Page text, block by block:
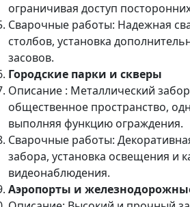
ограничивая доступ
Сварочные работы: Надежная
столбов, установка
засовов.
Городские парки и скверы
Описание : Металлический
общественное пространство,
выполняя функцию ограждения.
Сварочные работы:
забора, установка освещения и
видеонаблюдения.
Аэропорты и